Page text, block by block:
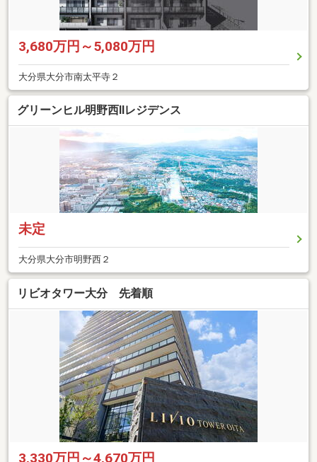
3,680万円～5,080万円
大分県大分市南太平寺２
グリーンヒル明野西IIレジデンス
未定
大分県大分市明野西２
リビオタワー大分 先着順
3,330万円～4,670万円